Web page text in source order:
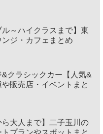
ル～ハイクラスまで】東
ジ・カフェまとめ
&クラシックカー【人気&
販売店・イベントまと
ら大人まで】二子玉川の
プランやスポットまと